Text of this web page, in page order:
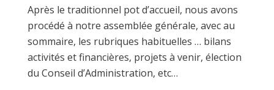
Après le traditionnel pot d’accueil, nous avons
procédé à notre assemblée générale, avec au
sommaire, les rubriques habituelles … bilans
activités et financières, projets à venir, élection
du Conseil d’Administration, etc…